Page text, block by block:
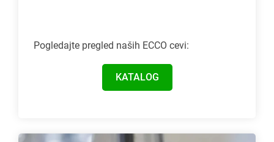
Pogledajte pregled naših ECCO cevi:
KATALOG